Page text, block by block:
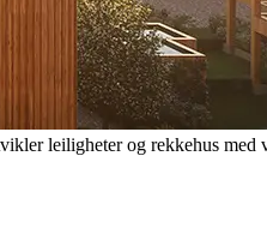
leiligheter og rekkehus